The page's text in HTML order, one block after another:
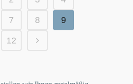
7 8 9
12